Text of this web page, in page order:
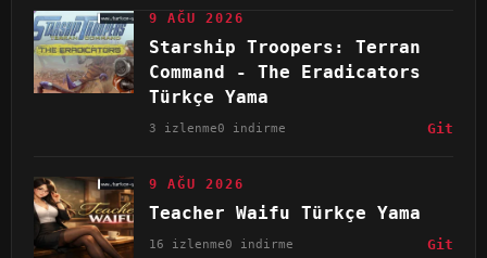
9 AĞU 2026
Starship Troopers: Terran
Command - The Eradicators
Türkçe Yama
3 izlenme0 indirme Git
9 AĞU 2026
Teacher Waifu Türkçe Yama
16 izlenme0 indirme Git